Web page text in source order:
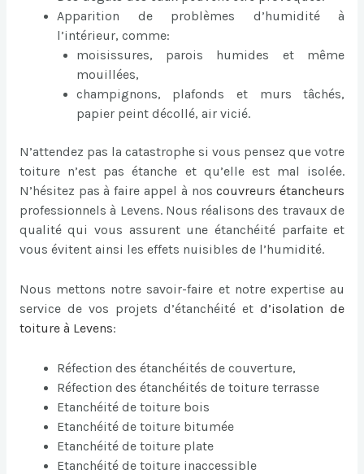
Apparition de problèmes d’humidité à
l’intérieur, comme:
moisissures, parois humides et même
mouillées,
champignons, plafonds et murs tâchés,
papier peint décollé, air vicié.
N’attendez pas la catastrophe si vous pensez que votre
toiture n’est pas étanche et qu’elle est mal isolée.
N’hésitez pas à faire appel à nos couvreurs étancheurs
professionnels à Levens. Nous réalisons des travaux de
qualité qui vous assurent une étanchéité parfaite et
vous évitent ainsi les effets nuisibles de l’humidité.
Nous mettons notre savoir-faire et notre expertise au
service de vos projets d’étanchéité etd’isolation de
toiture à Levens:
Réfection des étanchéités de couverture,
Réfection des étanchéités de toiture terrasse
Etanchéité de toiture bois
Etanchéité de toiture bitumée
Etanchéité de toiture plate
Etanchéité de toiture inaccessible